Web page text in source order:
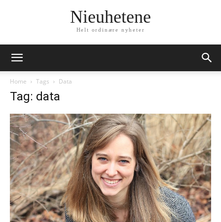
Nieuhetene
Helt ordinære nyheter
Home Tags Data
Tag: data